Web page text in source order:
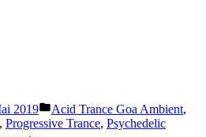
2019
Veröffentlicht
unter
Acid Trance Goa Ambient,
, Progressive Trance, Psychedelic